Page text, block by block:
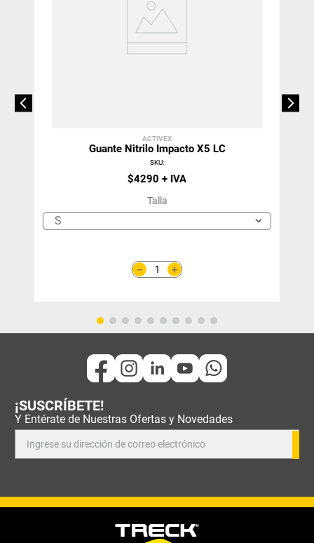
ACTIVEX
Guante Nitrilo Impacto X5 LC
SKU:
$4290
Talla
S
＋
－
¡SUSCRÍBETE!
Y Entérate de Nuestras Ofertas y Novedades